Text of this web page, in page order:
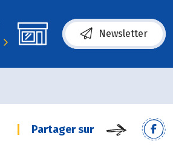
Newsletter
Partager sur